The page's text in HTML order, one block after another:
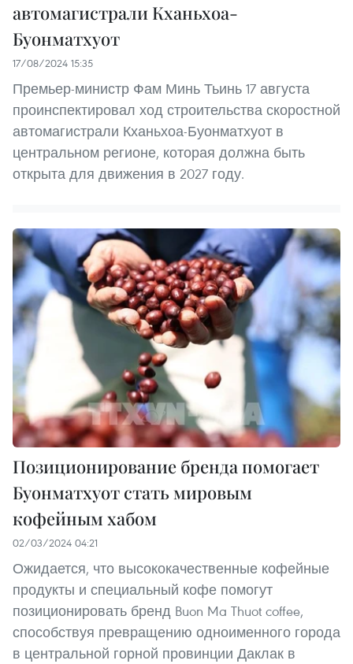
автомагистрали Кханьхоа-
Буонматхуот
17/08/2024 15:35
Премьер-министр Фам Минь Тьинь 17 августа
проинспектировал ход строительства скоростной
автомагистрали Кханьхоа-Буонматхуот в
центральном регионе, которая должна быть
открыта для движения в 2027 году.
Позиционирование бренда помогает
Буонматхуот стать мировым
кофейным хабом
02/03/2024 04:21
Ожидается, что высококачественные кофейные
продукты и специальный кофе помогут
позиционировать бренд Buon Ma Thuot coffee,
способствуя превращению одноименного города
в центральной горной провинции Даклак в